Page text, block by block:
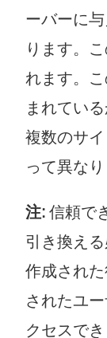
ーバーに
ります。
れます。
まれてい
複数のサ
って異なり
注: 信頼で
引き換え
作成され
されたユ
クセスで